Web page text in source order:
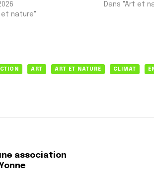
et nature"
Dans "Art et
ART ART ET NATURE CLIMAT
association